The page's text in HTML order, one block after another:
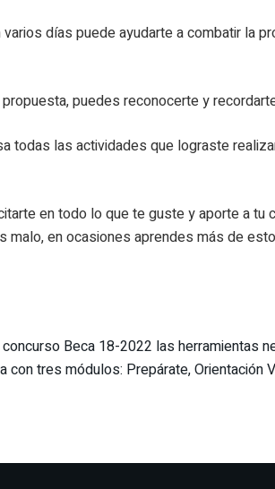
días puede ayudarte a combatir la
puedes reconocerte y
todas las actividades que lograste
en todo lo que te guste y aporte a
malo, en ocasiones aprendes más de
Beca 18-2022 las herramientas
tres módulos: Prepárate, Orientación